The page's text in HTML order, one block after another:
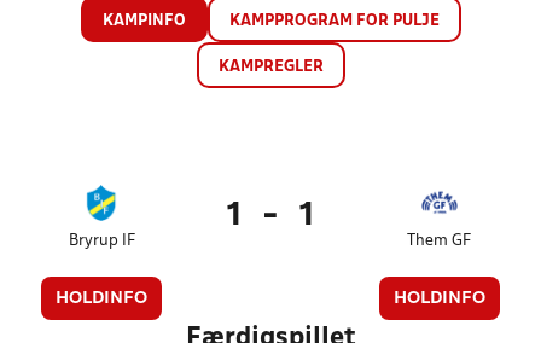
KAMPINFO KAMPPROGRAM FOR PULJE
KAMPREGLER
Bryrup IF
HOLDINFO
1 - 1
Them GF
HOLDINFO
Færdigspillet